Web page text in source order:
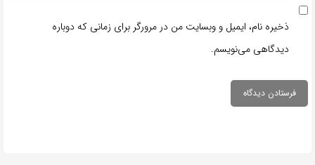
ذخیره نام، ایمیل و وبسایت من در مرورگر برای زمانی که دوباره
دیدگاهی می‌نویسم.